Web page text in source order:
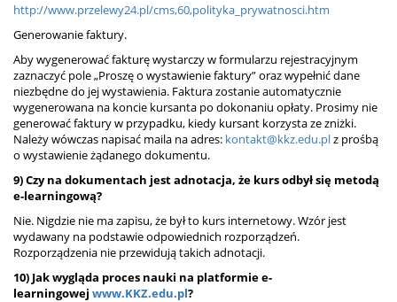
http://www.przelewy24.pl/cms,60,polityka_prywatnosci.htm
Generowanie faktury.
Aby wygenerować fakturę wystarczy w formularzu rejestracyjnym
zaznaczyć pole „Proszę o wystawienie faktury” oraz wypełnić dane
niezbędne do jej wystawienia. Faktura zostanie automatycznie
wygenerowana na koncie kursanta po dokonaniu opłaty. Prosimy nie
generować faktury w przypadku, kiedy kursant korzysta ze zniżki.
Należy wówczas napisać maila na adres: kontakt@kkz.edu.plz prośbą
o wystawienie żądanego dokumentu.
9) Czy na dokumentach jest adnotacja, że kurs odbył się metodą
e-learningową?
Nie. Nigdzie nie ma zapisu, że był to kurs internetowy. Wzór jest
wydawany na podstawie odpowiednich rozporządzeń.
Rozporządzenia nie przewidują takich adnotacji.
10) Jak wygląda proces nauki na platformie e-
learningowej www.KKZ.edu.pl?